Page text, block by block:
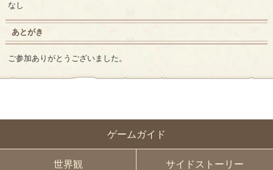
ゲームガイド
世界観 サイドストーリー
なし
あとがき
ご参加ありがとうございました。